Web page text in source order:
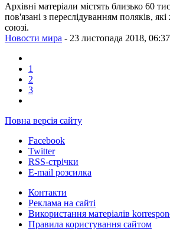
Архівні матеріали містять близько 60
пов'язані з переслідуванням поляків,
союзі.
Новости мира - 23 листопада 2018, 06:37
1
2
3
Повна версія сайту
Facebook
Twitter
RSS-стрічки
E-mail розсилка
Контакти
Реклама на сайті
Використання матеріалів
Правила користування сайтом